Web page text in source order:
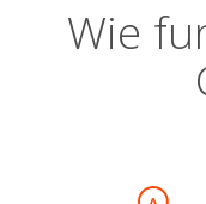
Wie